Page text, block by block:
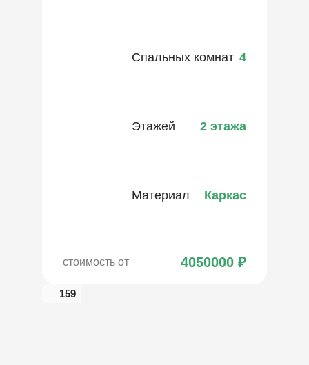
Спальных комнат 4
Этажей 2 этажа
Материал Каркас
стоимость от 4050000 ₽
159